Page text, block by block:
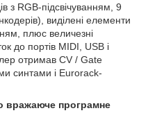
з RGB-підсвічуванням, 9
виділені елементи
плюс величезні
до портів MIDI, USB і
отримав CV / Gate
синтами і Eurorack-
вражаюче програмне